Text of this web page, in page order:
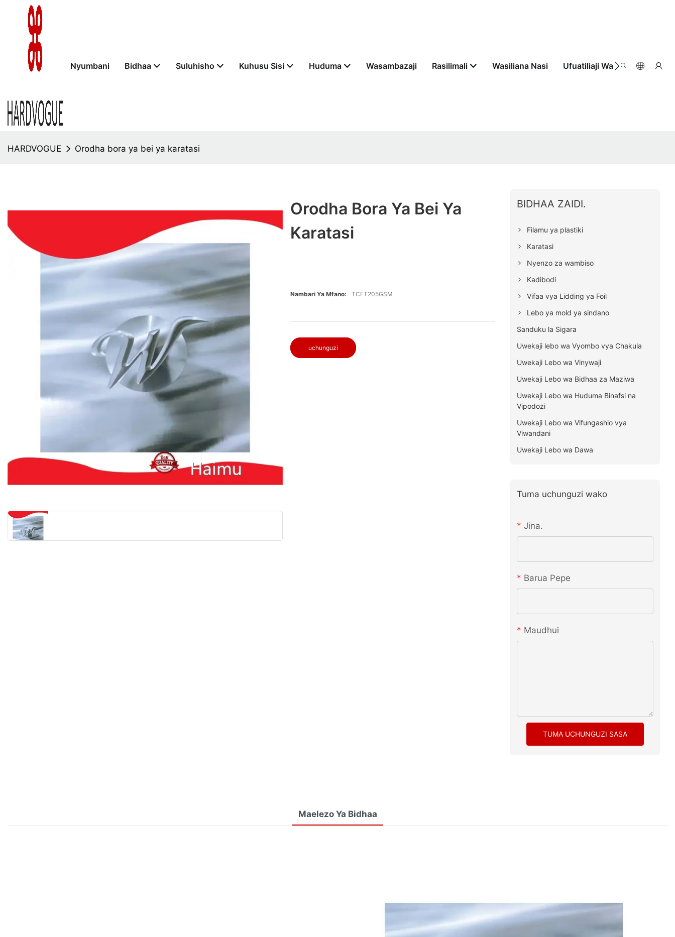
Nyumbani Bidhaa Suluhisho Kuhusu Sisi Huduma Wasambazaji Rasilimali Wasiliana Nasi Ufuatiliaji Wa Agizo
HARDVOGUE Orodha bora ya bei ya karatasi
Orodha Bora Ya Bei Ya
Karatasi
Nambari Ya Mfano: TCFT205GSM
uchunguzi
BIDHAA ZAIDI.
Filamu ya plastiki
Karatasi
Nyenzo za wambiso
Kadibodi
Vifaa vya Lidding ya Foil
Lebo ya mold ya sindano
Sanduku la Sigara
Uwekaji lebo wa Vyombo vya Chakula
Uwekaji Lebo wa Vinywaji
Uwekaji Lebo wa Bidhaa za Maziwa
Uwekaji Lebo wa Huduma Binafsi na
Vipodozi
Uwekaji Lebo wa Vifungashio vya
Viwandani
Uwekaji Lebo wa Dawa
Tuma uchunguzi wako
Jina.
Barua Pepe
Maudhui
TUMA UCHUNGUZI SASA
Maelezo Ya Bidhaa